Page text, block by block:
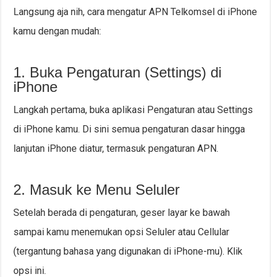
Langsung aja nih, cara mengatur APN Telkomsel di iPhone
kamu dengan mudah:
1. Buka Pengaturan (Settings) di
iPhone
Langkah pertama, buka aplikasi Pengaturan atau Settings
di iPhone kamu. Di sini semua pengaturan dasar hingga
lanjutan iPhone diatur, termasuk pengaturan APN.
2. Masuk ke Menu Seluler
Setelah berada di pengaturan, geser layar ke bawah
sampai kamu menemukan opsi Seluler atau Cellular
(tergantung bahasa yang digunakan di iPhone-mu). Klik
opsi ini.